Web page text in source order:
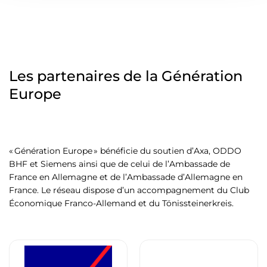
Les partenaires de la Génération
Europe
« Génération Europe » bénéficie du soutien d’Axa, ODDO
BHF et Siemens ainsi que de celui de l’Ambassade de
France en Allemagne et de l’Ambassade d’Allemagne en
France. Le réseau dispose d’un accompagnement du Club
Économique Franco-Allemand et du Tönissteinerkreis.